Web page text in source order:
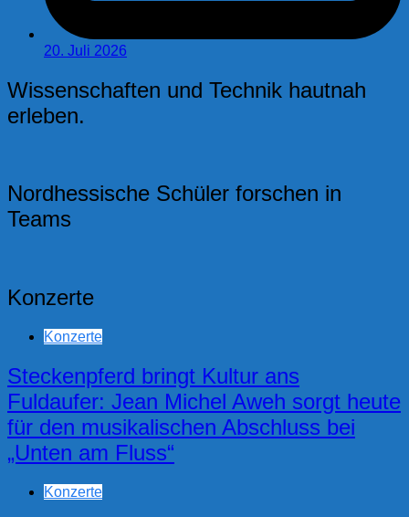
20. Juli 2026
Wissenschaften und Technik hautnah
erleben.
Nordhessische Schüler forschen in
Teams
Konzerte
Konzerte
Steckenpferd bringt Kultur ans
Fuldaufer: Jean Michel Aweh sorgt heute
für den musikalischen Abschluss bei
„Unten am Fluss“
Konzerte